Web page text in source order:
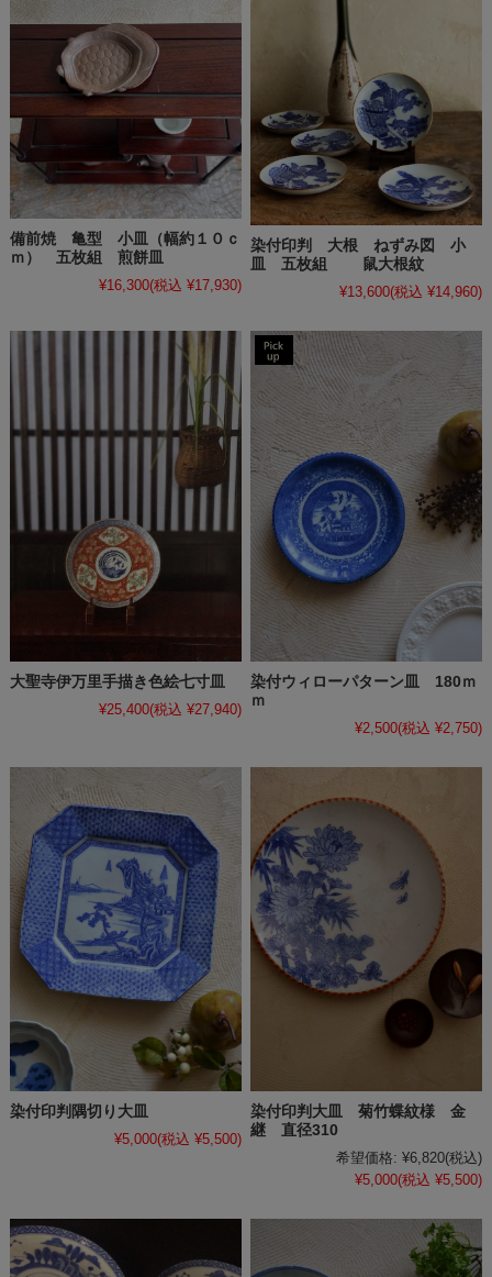
備前焼 亀型 小皿（幅約１０ｃ
ｍ） 五枚組 煎餅皿
¥16,300(税込 ¥17,930)
染付印判 大根 ねずみ図 小
皿 五枚組 鼠大根紋
¥13,600(税込 ¥14,960)
大聖寺伊万里手描き色絵七寸皿
¥25,400(税込 ¥27,940)
染付ウィローパターン皿 180ｍ
ｍ
¥2,500(税込 ¥2,750)
染付印判隅切り大皿
¥5,000(税込 ¥5,500)
染付印判大皿 菊竹蝶紋様 金
継 直径310
希望価格: ¥6,820(税込)
¥5,000(税込 ¥5,500)